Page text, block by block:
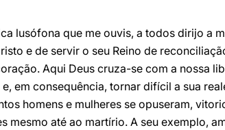
lusófona que me ouvis, a todos dirijo a
e de servir o seu Reino de
Aqui Deus cruza-se com a nossa
em consequência, tornar difícil a sua
homens e mulheres se opuseram,
mesmo até ao martírio. A seu exemplo,